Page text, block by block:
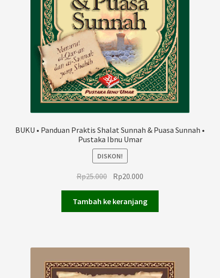
BUKU • Panduan Praktis Shalat Sunnah & Puasa Sunnah •
Pustaka Ibnu Umar
DISKON!
Rp25.000 Harga
adalah:
Rp25.000.
Rp20.000
ini
adalah:
Tambah ke keranjang